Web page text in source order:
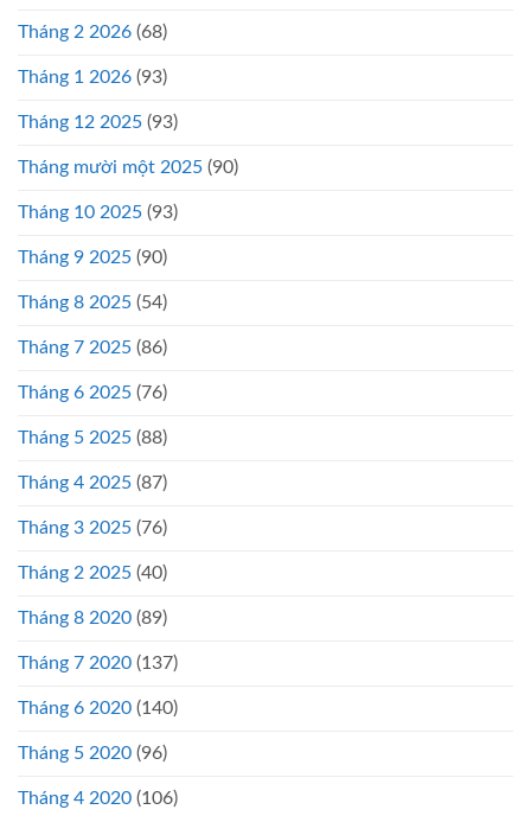
Tháng 2 2026 (68)
Tháng 1 2026 (93)
Tháng 12 2025 (93)
Tháng mười một 2025 (90)
Tháng 10 2025 (93)
Tháng 9 2025 (90)
Tháng 8 2025 (54)
Tháng 7 2025 (86)
Tháng 6 2025 (76)
Tháng 5 2025 (88)
Tháng 4 2025 (87)
Tháng 3 2025 (76)
Tháng 2 2025 (40)
Tháng 8 2020 (89)
Tháng 7 2020 (137)
Tháng 6 2020 (140)
Tháng 5 2020 (96)
Tháng 4 2020 (106)